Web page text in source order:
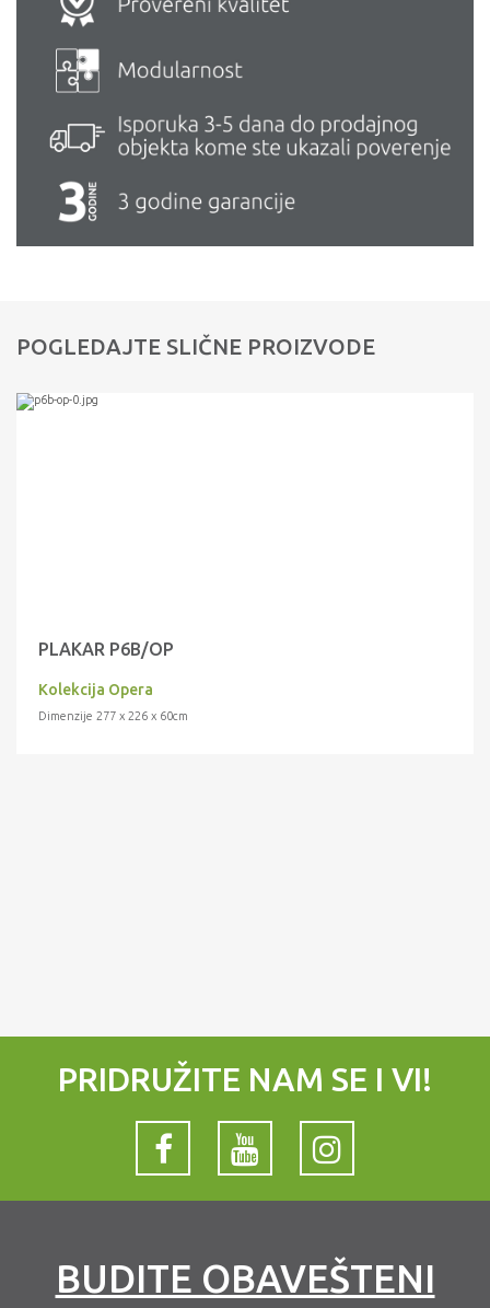
POGLEDAJTE SLIČNE PROIZVODE
PLAKAR P6B/OP
Kolekcija Opera
Dimenzije 277 x 226 x 60cm
PRIDRUŽITE NAM SE I VI!
BUDITE OBAVEŠTENI